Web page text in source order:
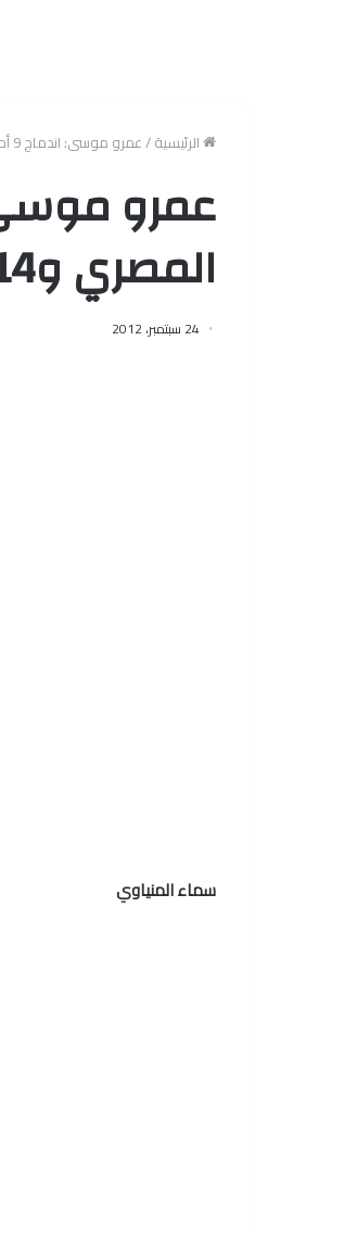
الرئيسية/عمرو موسى: اندماج 9 أحزاب بالمؤتمر المصري و14 في الطريق
المصري و14 في الطريق
24 سبتمبر، 2012
سماء المنياوي